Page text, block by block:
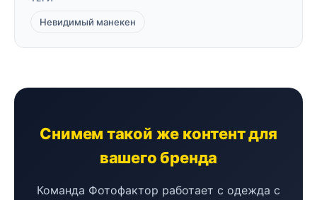
Невидимый манекен
Снимем такой же контент для
вашего бренда
Команда Фотофактор работает с одежда с